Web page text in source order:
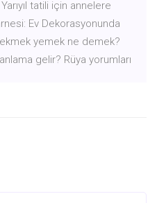
tatili için annelere
Ev Dekorasyonunda
ekmek yemek ne demek?
gelir? Rüya yorumları